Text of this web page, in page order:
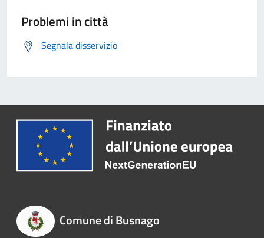
Problemi in città
Segnala disservizio
Comune di Busnago